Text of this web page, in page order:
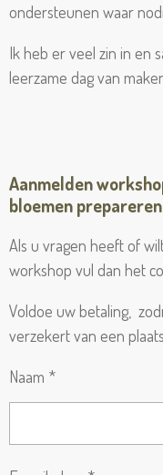
ondersteunen waar
Ik heb er veel zin in en
leerzame dag van
Aanmelden
bloemen prepareren
Als u vragen heeft of
workshop vul dan het
Voldoe uw betaling,
verzekert van een
Naam *